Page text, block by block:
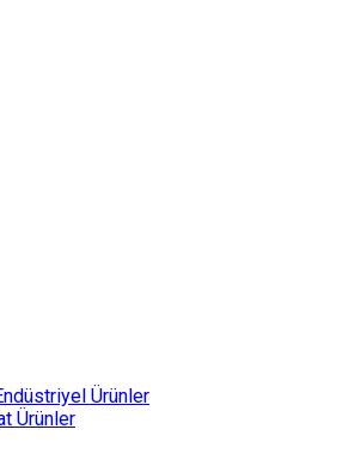
Ürünler
Ürünler